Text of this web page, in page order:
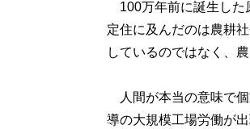
100万年前に誕生した
定住に及んだのは農耕
しているのではなく、
人間が本当の意味で個
導の大規模工場労働が